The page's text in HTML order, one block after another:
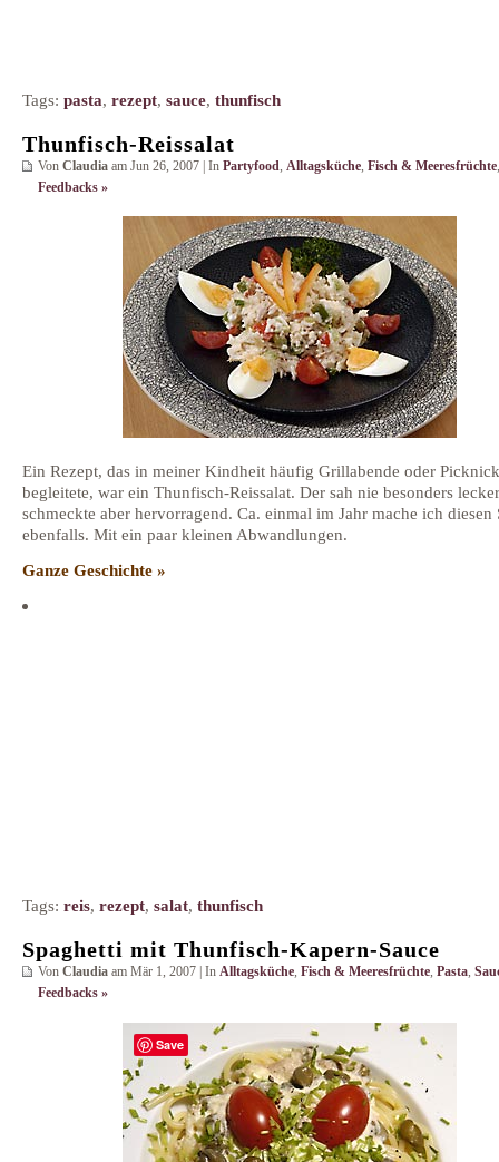
Tags: pasta, rezept, sauce, thunfisch
Thunfisch-Reissalat
Von Claudia am Jun 26, 2007 | In Partyfood, Alltagsküche, Fisch & Meeresfrüchte
Feedbacks »
Ein Rezept, das in meiner Kindheit häufig Grillabende oder
begleitete, war ein Thunfisch-Reissalat. Der sah nie besonders
schmeckte aber hervorragend. Ca. einmal im Jahr mache ich diesen
ebenfalls. Mit ein paar kleinen Abwandlungen.
Ganze Geschichte »
Tags: reis, rezept, salat, thunfisch
Spaghetti mit Thunfisch-Kapern-Sauce
Von Claudia am Mär 1, 2007 | In Alltagsküche, Fisch & Meeresfrüchte, Pasta,
Feedbacks »
Save